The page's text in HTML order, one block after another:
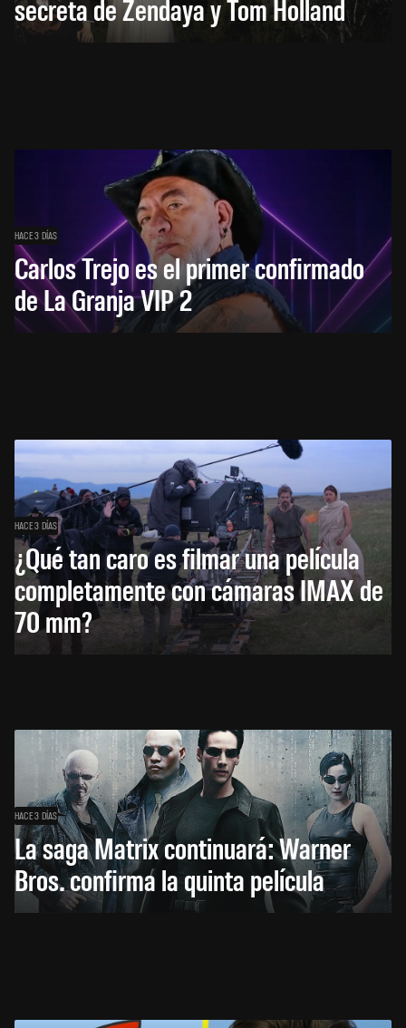
secreta de Zendaya y Tom Holland
HACE 3 DÍAS
Carlos Trejo es el primer confirmado
de La Granja VIP 2
HACE 3 DÍAS
¿Qué tan caro es filmar una película
completamente con cámaras IMAX de
70 mm?
HACE 3 DÍAS
La saga Matrix continuará: Warner
Bros. confirma la quinta película